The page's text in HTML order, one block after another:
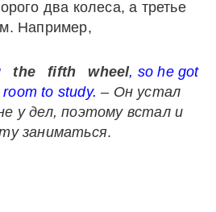
два колеса, а третье
Например,
the fifth wheel, so he got
room to study. – Он устал
у дел, поэтому встал и
заниматься.